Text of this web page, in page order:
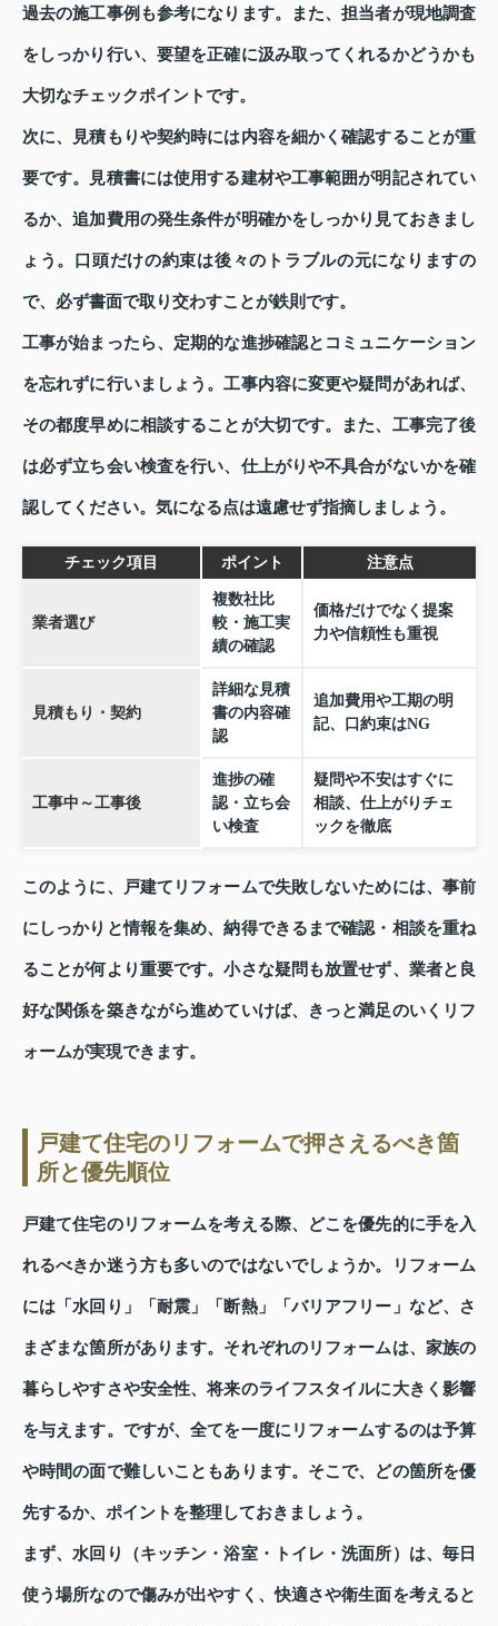
過去の施工事例も参考になります。また、担当者が現地調査
をしっかり行い、要望を正確に汲み取ってくれるかどうかも
大切なチェックポイントです。
次に、見積もりや契約時には内容を細かく確認することが重
要です。見積書には使用する建材や工事範囲が明記されてい
るか、追加費用の発生条件が明確かをしっかり見ておきまし
ょう。口頭だけの約束は後々のトラブルの元になりますの
で、必ず書面で取り交わすことが鉄則です。
工事が始まったら、定期的な進捗確認とコミュニケーション
を忘れずに行いましょう。工事内容に変更や疑問があれば、
その都度早めに相談することが大切です。また、工事完了後
は必ず立ち会い検査を行い、仕上がりや不具合がないかを確
認してください。気になる点は遠慮せず指摘しましょう。
チェック項目 ポイント 注意点
業者選び
複数社比
較・施工実
績の確認
価格だけでなく提案
力や信頼性も重視
見積もり・契約
詳細な見積
書の内容確
認
追加費用や工期の明
記、口約束はNG
工事中～工事後
進捗の確
認・立ち会
い検査
疑問や不安はすぐに
相談、仕上がりチェ
ックを徹底
このように、戸建てリフォームで失敗しないためには、事前
にしっかりと情報を集め、納得できるまで確認・相談を重ね
ることが何より重要です。小さな疑問も放置せず、業者と良
好な関係を築きながら進めていけば、きっと満足のいくリフ
ォームが実現できます。
戸建て住宅のリフォームで押さえるべき箇
所と優先順位
戸建て住宅のリフォームを考える際、どこを優先的に手を入
れるべきか迷う方も多いのではないでしょうか。リフォーム
には「水回り」「耐震」「断熱」「バリアフリー」など、さ
まざまな箇所があります。それぞれのリフォームは、家族の
暮らしやすさや安全性、将来のライフスタイルに大きく影響
を与えます。ですが、全てを一度にリフォームするのは予算
や時間の面で難しいこともあります。そこで、どの箇所を優
先するか、ポイントを整理しておきましょう。
まず、水回り（キッチン・浴室・トイレ・洗面所）は、毎日
使う場所なので傷みが出やすく、快適さや衛生面を考えると